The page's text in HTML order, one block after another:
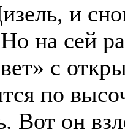
и
на сей
с
по
Вот он